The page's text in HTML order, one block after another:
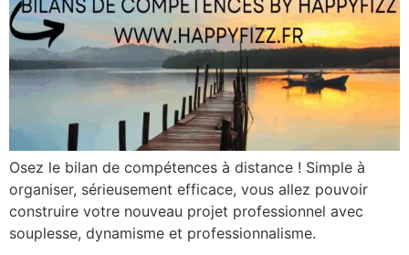
Osez le bilan de compétences à distance ! Simple à
organiser, sérieusement efficace, vous allez pouvoir
construire votre nouveau projet professionnel avec
souplesse, dynamisme et professionnalisme.